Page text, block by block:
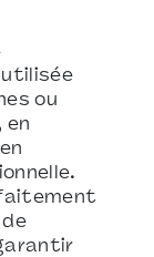
ou
en